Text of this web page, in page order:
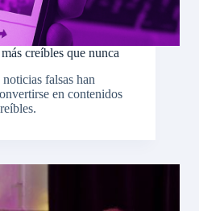
creíbles que nunca
falsas han
en contenidos